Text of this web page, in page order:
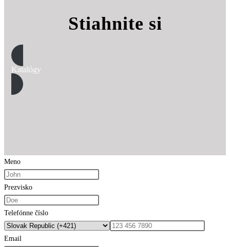
Stiahnite si
Katalógy
Meno
Prezvisko
Telefónne číslo
Email